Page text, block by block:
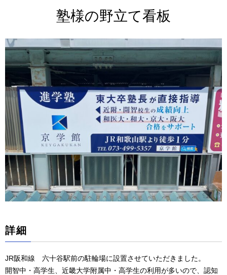
塾様の野立て看板
詳細
JR阪和線 六十谷駅前の駐輪場に設置させていただきました。
開智中・高学生、近畿大学附属中・高学生の利用が多いので、認知